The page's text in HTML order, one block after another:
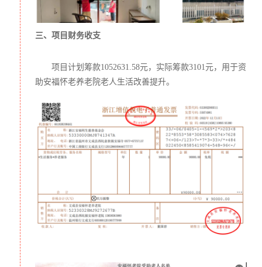
三、项目财务收支
项目计划筹款1052631.58元， 实际筹款3101元，用于资
助安福怀老养老院老人生活改善提升。